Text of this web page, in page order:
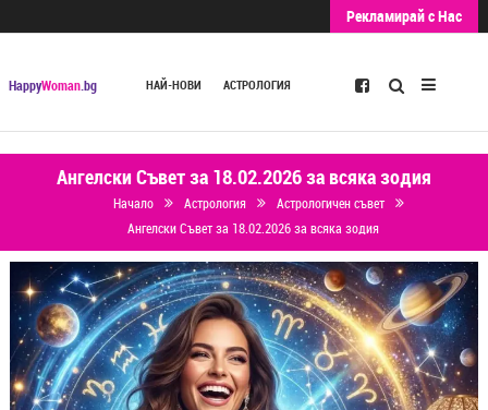
Рекламирай с Нас
HappyWoman.bg НАЙ-НОВИ АСТРОЛОГИЯ Търсене
Ангелски Съвет за 18.02.2026 за всяка зодия
Начало Астрология
Астрологичен съвет
Ангелски Съвет за 18.02.2026 за всяка зодия